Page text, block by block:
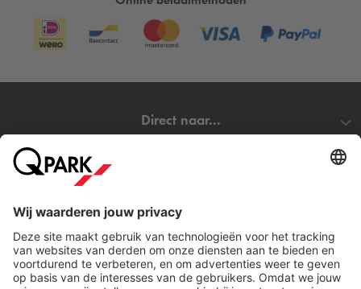
Direct naar...